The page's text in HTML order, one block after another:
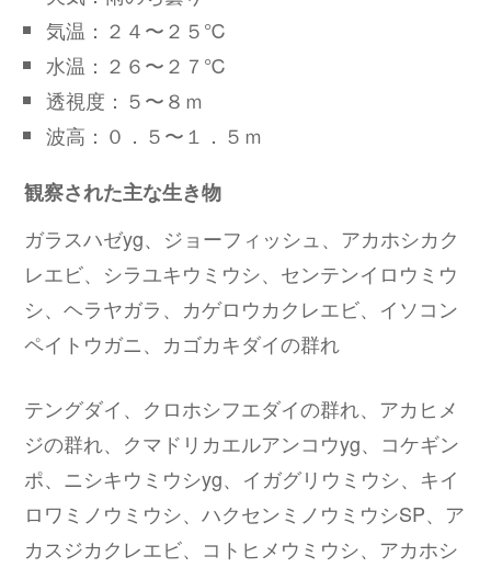
気温：２４〜２５℃
水温：２６〜２７℃
透視度：５〜８ｍ
波高：０．５〜１．５ｍ
観察された主な生き物
ガラスハゼyg、ジョーフィッシュ、アカホシカク
レエビ、シラユキウミウシ、センテンイロウミウ
シ、ヘラヤガラ、カゲロウカクレエビ、イソコン
ペイトウガニ、カゴカキダイの群れ
テングダイ、クロホシフエダイの群れ、アカヒメ
ジの群れ、クマドリカエルアンコウyg、コケギン
ポ、ニシキウミウシyg、イガグリウミウシ、キイ
ロワミノウミウシ、ハクセンミノウミウシSP、ア
カスジカクレエビ、コトヒメウミウシ、アカホシ